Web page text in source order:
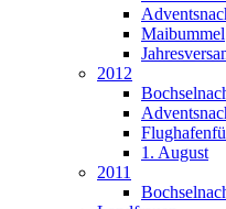
Maibummel
2012
1. August
2011